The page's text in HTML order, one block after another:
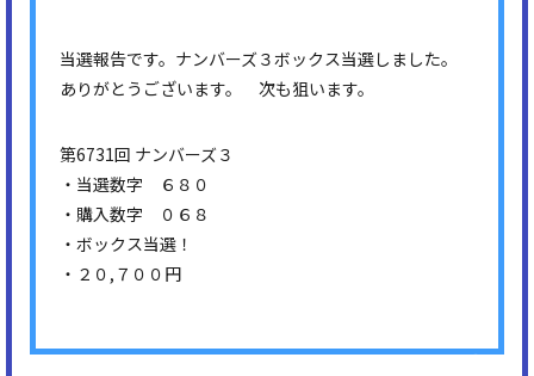
当選報告です。ナンバーズ３ボックス当選しました。
ありがとうございます。 次も狙います。
第6731回 ナンバーズ３
・当選数字 ６８０
・購入数字 ０６８
・ボックス当選！
・２０,７００円